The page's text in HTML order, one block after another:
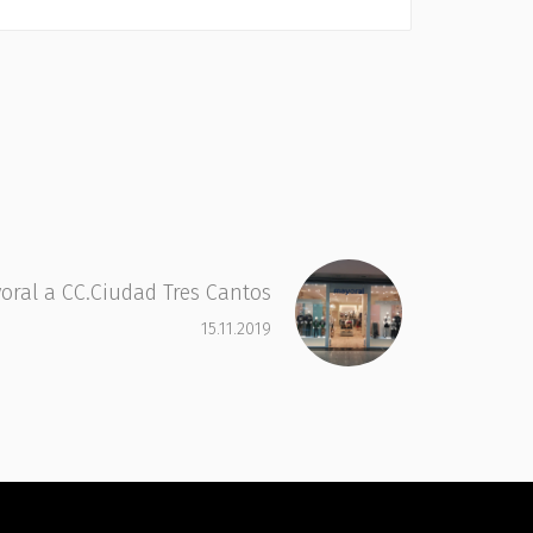
a CC.Ciudad Tres Cantos
15.11.2019